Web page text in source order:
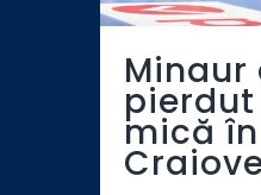
Minaur
mică